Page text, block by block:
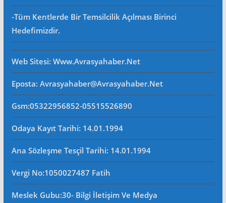
-Tüm Kentlerde Bir Temsilcilik Açılması Birinci
Hedefimizdir.
Web Sitesi: Www.avrasyahaber.net
Eposta: Avrasyahaber@avrasyahaber.net
Gsm:05322956852-05515526890
Odaya Kayıt Tarihi: 14.01.1994
Ana Sözleşme Tesçil Tarihi: 14.01.1994
Vergi No:1050027487 Fatih
Meslek Gubu:30- Bilgi İletişim Ve Medya